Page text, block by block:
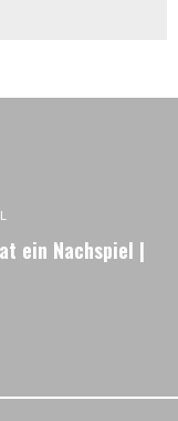
ein Nachspiel |